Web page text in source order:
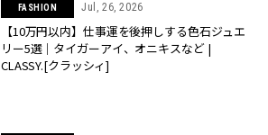
FASHION Jul, 26, 2026
【10万円以内】仕事運を後押しする色石ジュエ
リー5選｜タイガーアイ、オニキスなど |
CLASSY.[クラッシィ]